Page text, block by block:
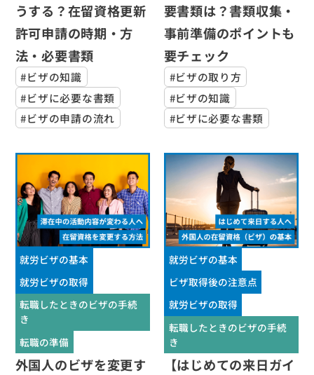
うする？在留資格更新
許可申請の時期・方
法・必要書類
#ビザの知識
#ビザに必要な書類
#ビザの申請の流れ
要書類は？書類収集・
事前準備のポイントも
要チェック
#ビザの取り方
#ビザの知識
#ビザに必要な書類
就労ビザの基本
就労ビザの取得
転職したときのビザの手続
き
転職の準備
外国人のビザを変更す
就労ビザの基本
ビザ取得後の注意点
就労ビザの取得
転職したときのビザの手続
き
【はじめての来日ガイ